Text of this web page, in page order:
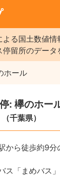
る国土数値
留所のデータ
ホール
: 欅のホー
（千葉県）
から徒歩約9分
ス「まめバス